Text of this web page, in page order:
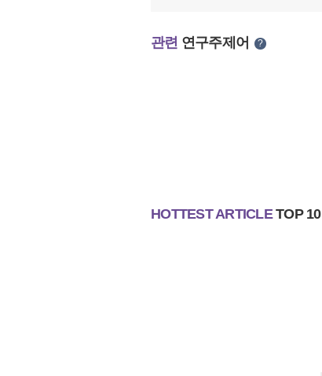
관련 연구주제어 ?
HOTTEST ARTICLETOP 10